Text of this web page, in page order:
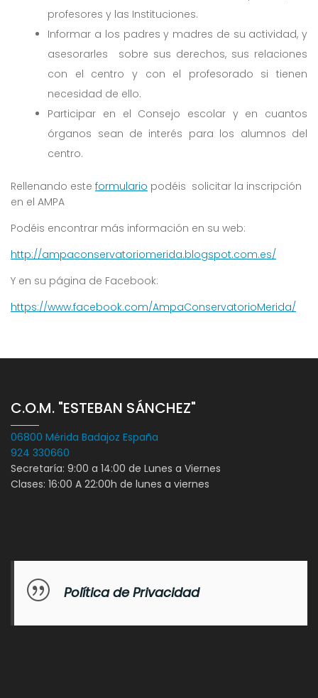
profesores y las Instituciones.
Informar a los padres y madres de su actividad, y
asesorarles sobre sus derechos, sus relaciones
con el centro y con el profesorado si tienen
necesidad de ello.
Participar en el Consejo escolar y en cuantos
órganos sean de interés para los alumnos del
centro.
Rellenando este formulario podéis solicitar la inscripción
en el AMPA
Podéis encontrar más información en su web:
http://ampaconservatoriomerida.blogspot.com.es/
Y en su página de Facebook:
https://www.facebook.com/AmpaConservatorioMerida/
C.O.M. "ESTEBAN SÁNCHEZ"
06800 Mérida Badajoz España
924 330660
Secretaría: 9:00 a 14:00 de Lunes a Viernes
Clases: 16:00 A 22:00h de lunes a viernes
Política de Privacidad